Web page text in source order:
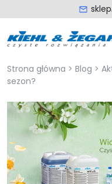
Strona główna > Blog >
sezon?